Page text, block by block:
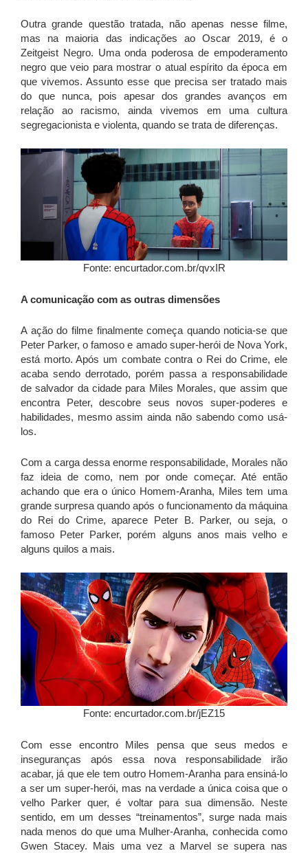
Outra grande questão tratada, não apenas nesse filme,
mas na maioria das indicações ao Oscar 2019, é o
Zeitgeist Negro. Uma onda poderosa de empoderamento
negro que veio para mostrar o atual espírito da época em
que vivemos. Assunto esse que precisa ser tratado mais
do que nunca, pois apesar dos grandes avanços em
relação ao racismo, ainda vivemos em uma cultura
segregacionista e violenta, quando se trata de diferenças.
Fonte: encurtador.com.br/qvxIR
A comunicação com as outras dimensões
A ação do filme finalmente começa quando noticia-se que
Peter Parker, o famoso e amado super-herói de Nova York,
está morto. Após um combate contra o Rei do Crime, ele
acaba sendo derrotado, porém passa a responsabilidade
de salvador da cidade para Miles Morales, que assim que
encontra Peter, descobre seus novos super-poderes e
habilidades, mesmo assim ainda não sabendo como usá-
los.
Com a carga dessa enorme responsabilidade, Morales não
faz ideia de como, nem por onde começar. Até então
achando que era o único Homem-Aranha, Miles tem uma
grande surpresa quando após o funcionamento da máquina
do Rei do Crime, aparece Peter B. Parker, ou seja, o
famoso Peter Parker, porém alguns anos mais velho e
alguns quilos a mais.
Fonte: encurtador.com.br/jEZ15
Com esse encontro Miles pensa que seus medos e
inseguranças após essa nova responsabilidade irão
acabar, já que ele tem outro Homem-Aranha para ensiná-lo
a ser um super-herói, mas na verdade a única coisa que o
velho Parker quer, é voltar para sua dimensão. Neste
sentido, em um desses “treinamentos”, surge nada mais
nada menos do que uma Mulher-Aranha, conhecida como
Gwen Stacey. Mais uma vez a Marvel se supera nas